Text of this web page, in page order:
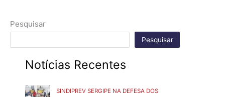
Pesquisar
Pesquisar
Notícias Recentes
SINDIPREV SERGIPE NA DEFESA DOS